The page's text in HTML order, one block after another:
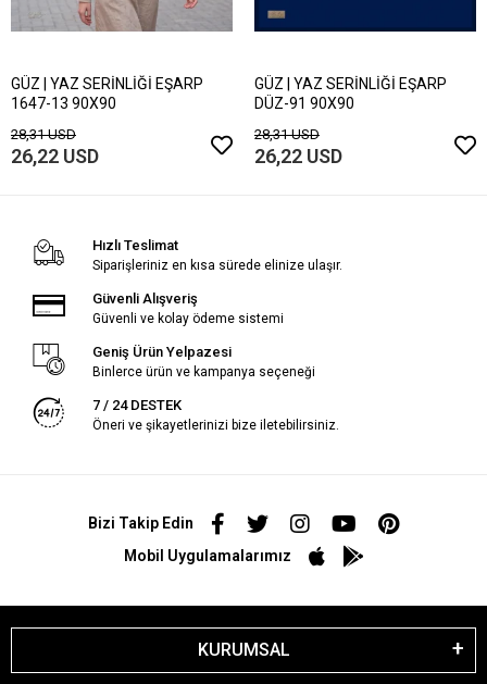
GÜZ | YAZ SERİNLİĞİ EŞARP
1647-13 90X90
28,31 USD
26,22 USD
GÜZ | YAZ SERİNLİĞİ EŞARP
DÜZ-91 90X90
28,31 USD
26,22 USD
Hızlı Teslimat
Siparişleriniz en kısa sürede elinize ulaşır.
Güvenli Alışveriş
Güvenli ve kolay ödeme sistemi
Geniş Ürün Yelpazesi
Binlerce ürün ve kampanya seçeneği
7 / 24 DESTEK
Öneri ve şikayetlerinizi bize iletebilirsiniz.
Bizi Takip Edin
Mobil Uygulamalarımız
KURUMSAL